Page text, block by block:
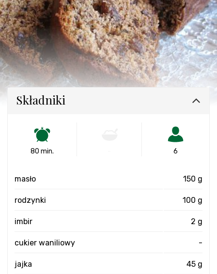
Składniki
80 min. 6
masło 150 g
rodzynki 100 g
imbir 2 g
cukier waniliowy -
jajka 45 g